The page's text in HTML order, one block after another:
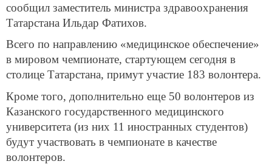
сообщил заместитель министра здравоохранения
Татарстана Ильдар Фатихов.
Всего по направлению «медицинское обеспечение»
в мировом чемпионате, стартующем сегодня в
столице Татарстана, примут участие 183 волонтера.
Кроме того, дополнительно еще 50 волонтеров из
Казанского государственного медицинского
университета (из них 11 иностранных студентов)
будут участвовать в чемпионате в качестве
волонтеров.